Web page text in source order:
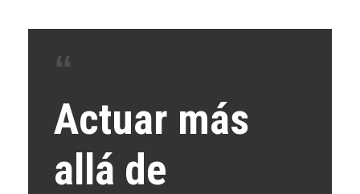
Actuar más
allá de